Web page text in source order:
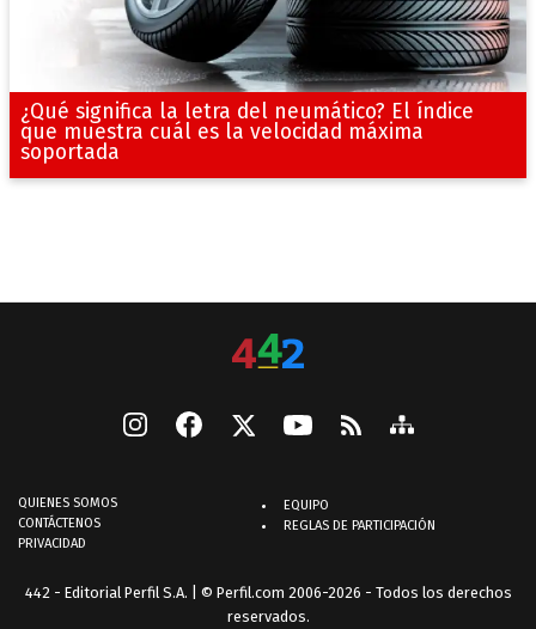
¿Qué significa la letra del neumático? El índice
que muestra cuál es la velocidad máxima
soportada
QUIENES SOMOS
CONTÁCTENOS
PRIVACIDAD
EQUIPO
REGLAS DE PARTICIPACIÓN
442 - Editorial Perfil S.A. | © Perfil.com 2006-2026 - Todos los derechos
reservados.